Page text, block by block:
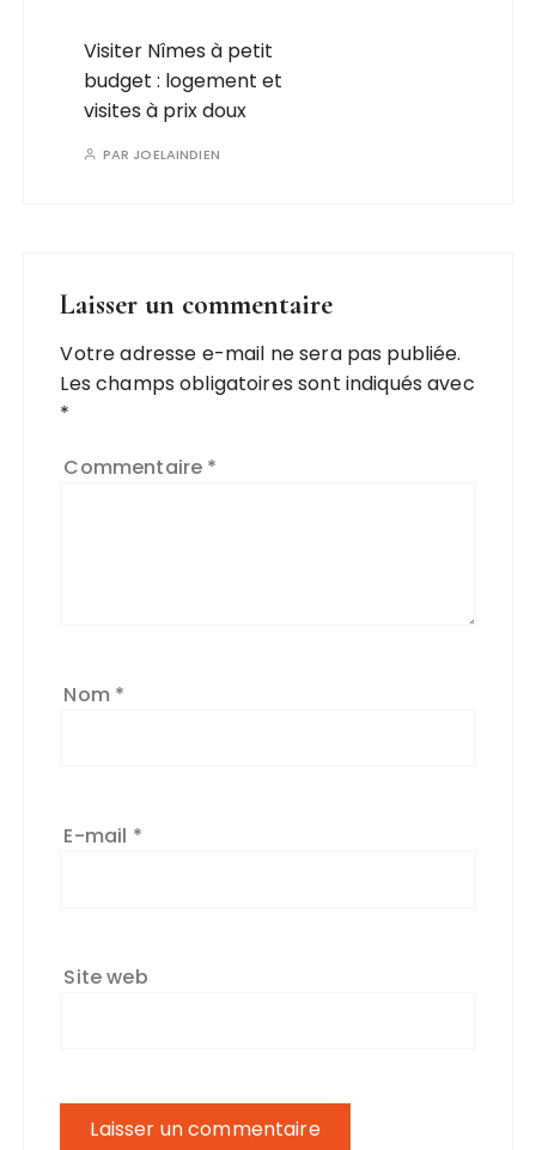
Visiter Nîmes à petit
budget : logement et
visites à prix doux
PAR JOELAINDIEN
Laisser un commentaire
Votre adresse e-mail ne sera pas publiée.
Les champs obligatoires sont indiqués avec
*
Commentaire *
Nom *
E-mail *
Site web